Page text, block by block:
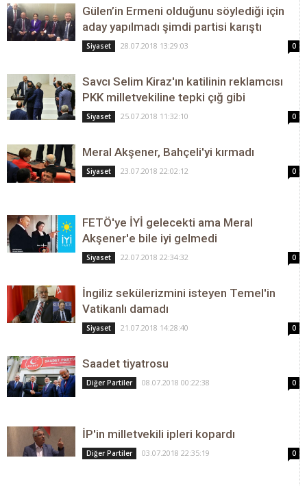
Gülen’in Ermeni olduğunu söylediği için
aday yapılmadı şimdi partisi karıştı
Siyaset 28.07.2018 13:29:03 0
Savcı Selim Kiraz'ın katilinin reklamcısı
PKK milletvekiline tepki çığ gibi
Siyaset 25.07.2018 11:32:10 0
Meral Akşener, Bahçeli'yi kırmadı
Siyaset 23.07.2018 22:02:12 0
FETÖ'ye İYİ gelecekti ama Meral
Akşener'e bile iyi gelmedi
Siyaset 22.07.2018 22:34:32 0
İngiliz sekülerizmini isteyen Temel'in
Vatikanlı damadı
Siyaset 21.07.2018 14:28:40 0
Saadet tiyatrosu
Diğer Partiler 08.07.2018 00:22:38 0
İP'in milletvekili ipleri kopardı
Diğer Partiler 03.07.2018 22:35:19 0